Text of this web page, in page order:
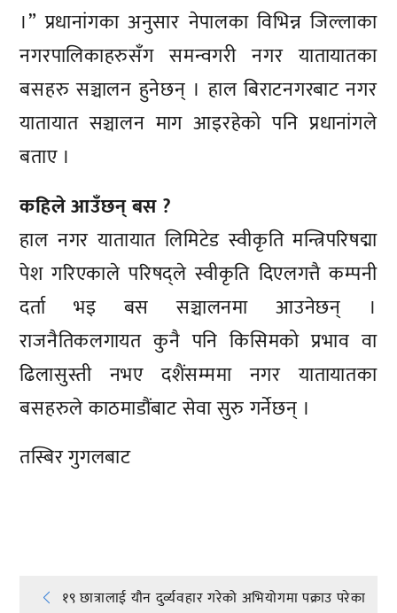
।” प्रधानांगका अनुसार नेपालका विभिन्न जिल्लाका
नगरपालिकाहरुसँग समन्वगरी नगर यातायातका
बसहरु सञ्चालन हुनेछन् । हाल बिराटनगरबाट नगर
यातायात सञ्चालन माग आइरहेको पनि प्रधानांगले
बताए ।
कहिले आउँछन् बस ?
हाल नगर यातायात लिमिटेड स्वीकृति मन्त्रिपरिषद्मा
पेश गरिएकाले परिषद्ले स्वीकृति दिएलगत्तै कम्पनी
दर्ता भइ बस सञ्चालनमा आउनेछन् ।
राजनैतिकलगायत कुनै पनि किसिमको प्रभाव वा
ढिलासुस्ती नभए दशैंसम्ममा नगर यातायातका
बसहरुले काठमाडौंबाट सेवा सुरु गर्नेछन् ।
तस्बिर गुगलबाट
१९ छात्रालाई यौन दुर्व्यवहार गरेको अभियोगमा पक्राउ परेका